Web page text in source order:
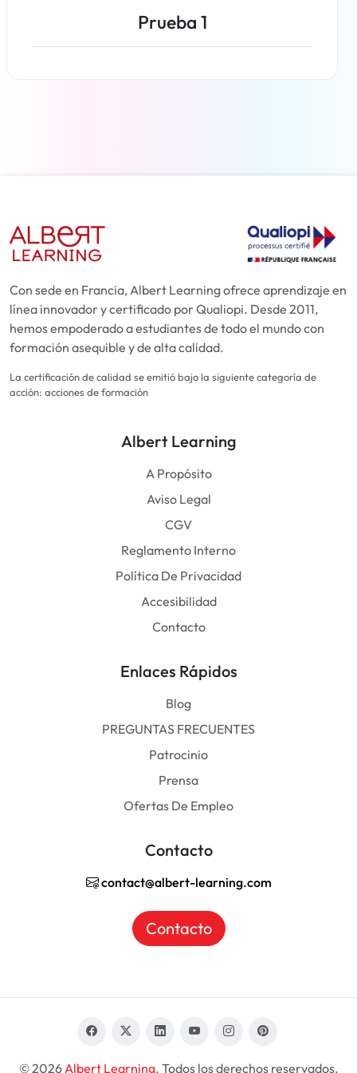
Prueba 1
Con sede en Francia, Albert Learning ofrece aprendizaje en
línea innovador y certificado por Qualiopi. Desde 2011,
hemos empoderado a estudiantes de todo el mundo con
formación asequible y de alta calidad.
La certificación de calidad se emitió bajo la siguiente categoría de
acción: acciones de formación
Albert Learning
A Propósito
Aviso Legal
CGV
Reglamento Interno
Política De Privacidad
Accesibilidad
Contacto
Enlaces Rápidos
Blog
PREGUNTAS FRECUENTES
Patrocinio
Prensa
Ofertas De Empleo
Contacto
contact@albert-learning.com
Contacto
© 2026 Albert Learning. Todos los derechos reservados.